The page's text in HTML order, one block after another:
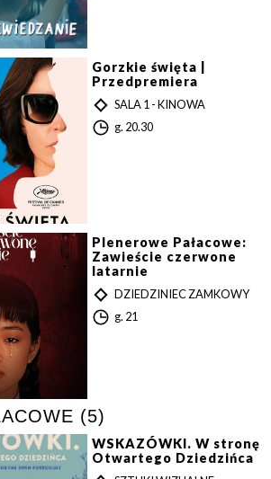
do newslettera
ADRES EMAIL
a
Gorzkie święta |
Przedpremiera
T
Y
P
SALA 1 - KINOWA
G
g. 20.30
Plenerowe Pałacowe:
Zawieście czerwone
latarnie
T
Y
P
DZIEDZINIEC ZAMKOWY
G
a
g. 21
(5)
WSKAZÓWKI. W stronę
Otwartego Dziedzińca